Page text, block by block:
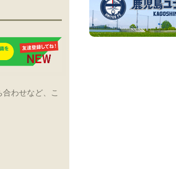
わせなど、こ